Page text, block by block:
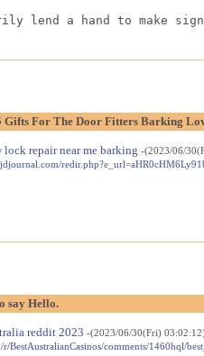
lend a hand to make
Gifts For The Door Fitters Barking
repair near me barking -(2023/06/
say Hello.
reddit 2023 -(2023/06/30(Fri)
BestAustralianCasinos/comments/1460hql/